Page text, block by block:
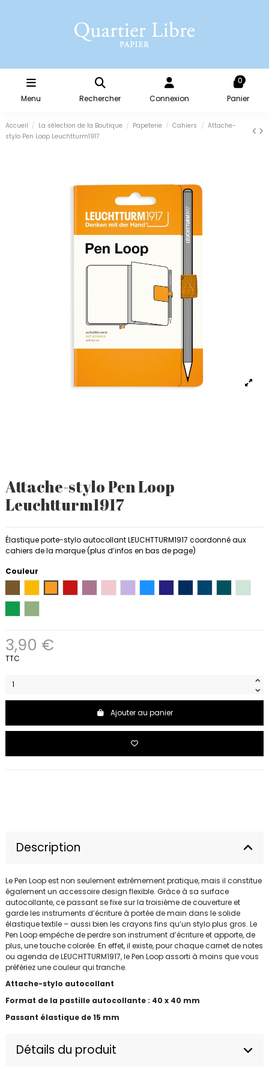
Menu Rechercher Connexion
0
Panier
Accueil La sélection de la Boutique Papeterie Cahiers
Attache-
stylo Pen Loop Leuchtturm1917
Attache-stylo Pen Loop
Leuchtturm1917
Élastique porte-stylo autocollant LEUCHTTURM1917 coordonné aux
cahiers de la marque (plus d’infos en bas de page)
Couleur
3,90 €
TTC
Ajouter au panier
Description
Le Pen Loop est non seulement extrêmement pratique, mais il constitue
également un accessoire design flexible. Grâce à sa surface
autocollante, ce passant se fixe sur la troisième de couverture et
garde les instruments d’écriture à portée de main dans le solide
élastique textile – aussi bien les crayons fins qu’un stylo plus gros. Le
Pen Loop empêche de perdre son instrument d’écriture et apporte, de
plus, une touche colorée. En effet, il existe, pour chaque carnet de notes
ou agenda de LEUCHTTURM1917, le Pen Loop assorti à moins que vous
préfériez une couleur qui tranche.
Attache-stylo autocollant
Format de la pastille autocollante : 40 x 40 mm
Passant élastique de 15 mm
Détails du produit